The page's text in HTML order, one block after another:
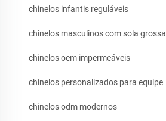
chinelos infantis reguláveis
chinelos masculinos com sola grossa
chinelos oem impermeáveis
chinelos personalizados para equipe
chinelos odm modernos